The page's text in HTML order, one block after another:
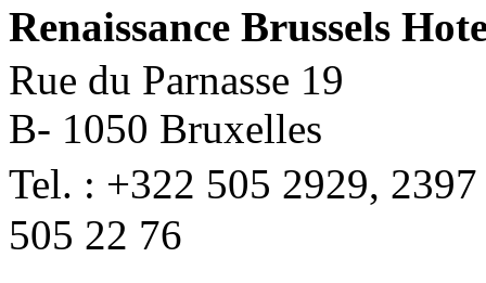
Renaissance Brussels
Rue du Parnasse 19
B- 1050 Bruxelles
Tel. : +322 505 2929,
505 22 76